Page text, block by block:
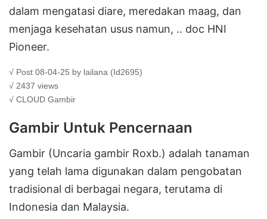
dalam mengatasi diare, meredakan maag, dan
menjaga kesehatan usus namun, .. doc HNI
Pioneer.
√ Post 08-04-25 by lailana (Id2695)
√ 2437 views
√ CLOUD Gambir
Gambir Untuk Pencernaan
Gambir (Uncaria gambir Roxb.) adalah tanaman
yang telah lama digunakan dalam pengobatan
tradisional di berbagai negara, terutama di
Indonesia dan Malaysia.